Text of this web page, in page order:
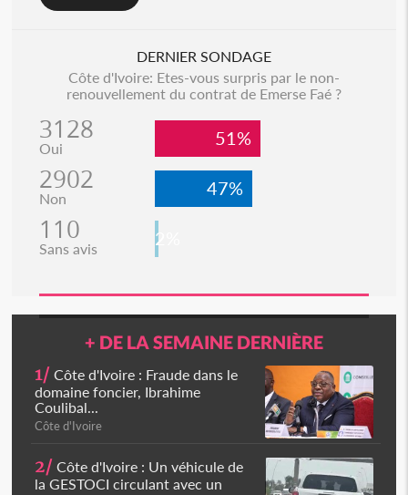
DERNIER SONDAGE
Côte d'Ivoire: Etes-vous surpris par le non-
renouvellement du contrat de Emerse Faé ?
3128
Oui 51%
2902
Non 47%
110
Sans avis 2%
+ DE LA SEMAINE DERNIÈRE
1/ Côte d'Ivoire : Fraude dans le
domaine foncier, Ibrahime
Coulibal...
Côte d'Ivoire
2/ Côte d'Ivoire : Un véhicule de
la GESTOCI circulant avec un